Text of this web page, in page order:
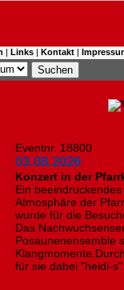
| Links | Kontakt |
Eventnr. 18800
03.08.2026
Konzert in der
Ein
Atmosphäre der
wurde für die
Das
Posaunenensemble
für sie dabei "heidi-